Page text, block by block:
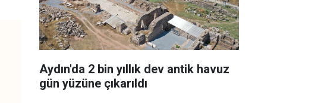
Aydın'da 2 bin yıllık dev antik havuz
gün yüzüne çıkarıldı